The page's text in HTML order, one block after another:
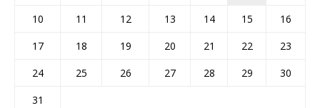
10
11 12 13 14 15
16
17
18 19 20 21 22
23
24
25 26 27 28 29
30
31